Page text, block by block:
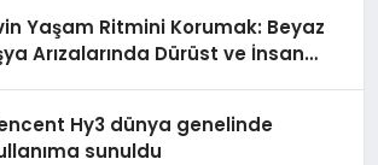
Yaşam Ritmini Korumak: Beyaz
Arızalarında Dürüst ve İnsan
Hy3 dünya genelinde
sunuldu